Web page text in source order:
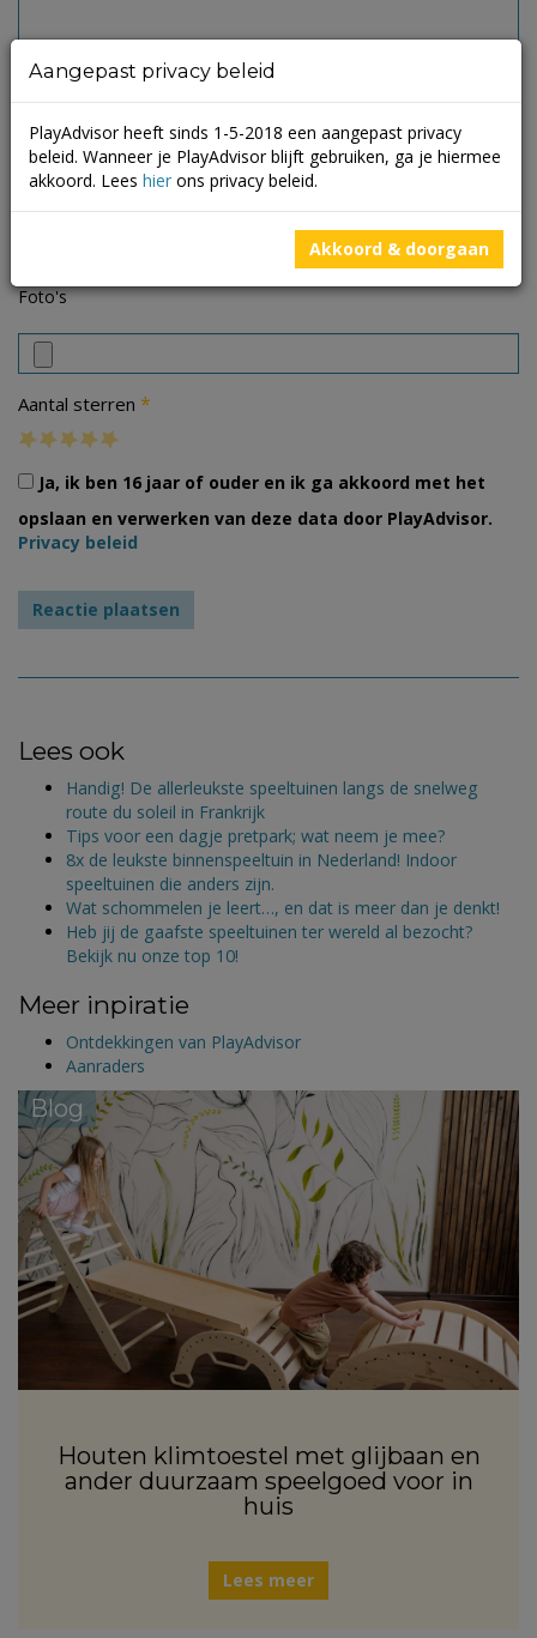
Foto's
Aantal sterren *
Ja, ik ben 16 jaar of ouder en ik ga akkoord met het
opslaan en verwerken van deze data door PlayAdvisor.
Privacy beleid
Lees ook
Handig! De allerleukste speeltuinen langs de snelweg
route du soleil in Frankrijk
Tips voor een dagje pretpark; wat neem je mee?
8x de leukste binnenspeeltuin in Nederland! Indoor
speeltuinen die anders zijn.
Wat schommelen je leert…, en dat is meer dan je denkt!
Heb jij de gaafste speeltuinen ter wereld al bezocht?
Bekijk nu onze top 10!
Meer inpiratie
Ontdekkingen van PlayAdvisor
Aanraders
Blog
Houten klimtoestel met glijbaan en
ander duurzaam speelgoed voor in
huis
Lees meer
Aangepast privacy beleid
PlayAdvisor heeft sinds 1-5-2018 een aangepast privacy
beleid. Wanneer je PlayAdvisor blijft gebruiken, ga je hiermee
akkoord. Lees hier ons privacy beleid.
Akkoord & doorgaan